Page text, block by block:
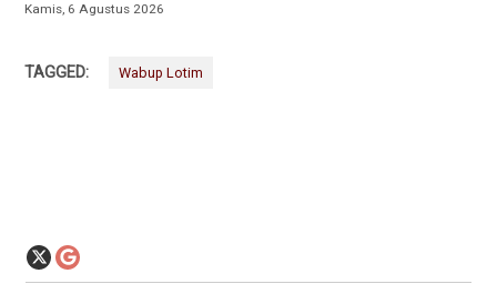
Kamis, 6 Agustus 2026
TAGGED: Wabup Lotim